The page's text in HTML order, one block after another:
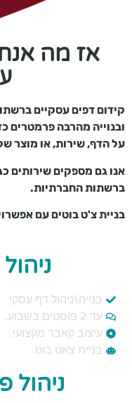
אז מה
קידום דפים עסקיים
ובנוייה מהרבה פרמטרים
על הדף, שירות, או מוצר
אנו גם מספקים שירותים
ברשתות החברתיות.
בניית צ'ט בוטים עם
בנייה\ניהול דף עסקי
עד 2 פוסטים בשבוע.
עיצוב קאבר מקצועי.
בניית צאט בוט.
ניהול